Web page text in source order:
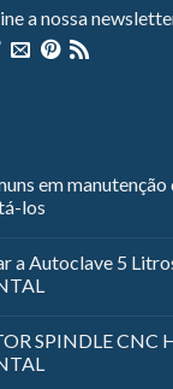
a nossa
em
los
a Autoclave 5
SPINDLE CNC